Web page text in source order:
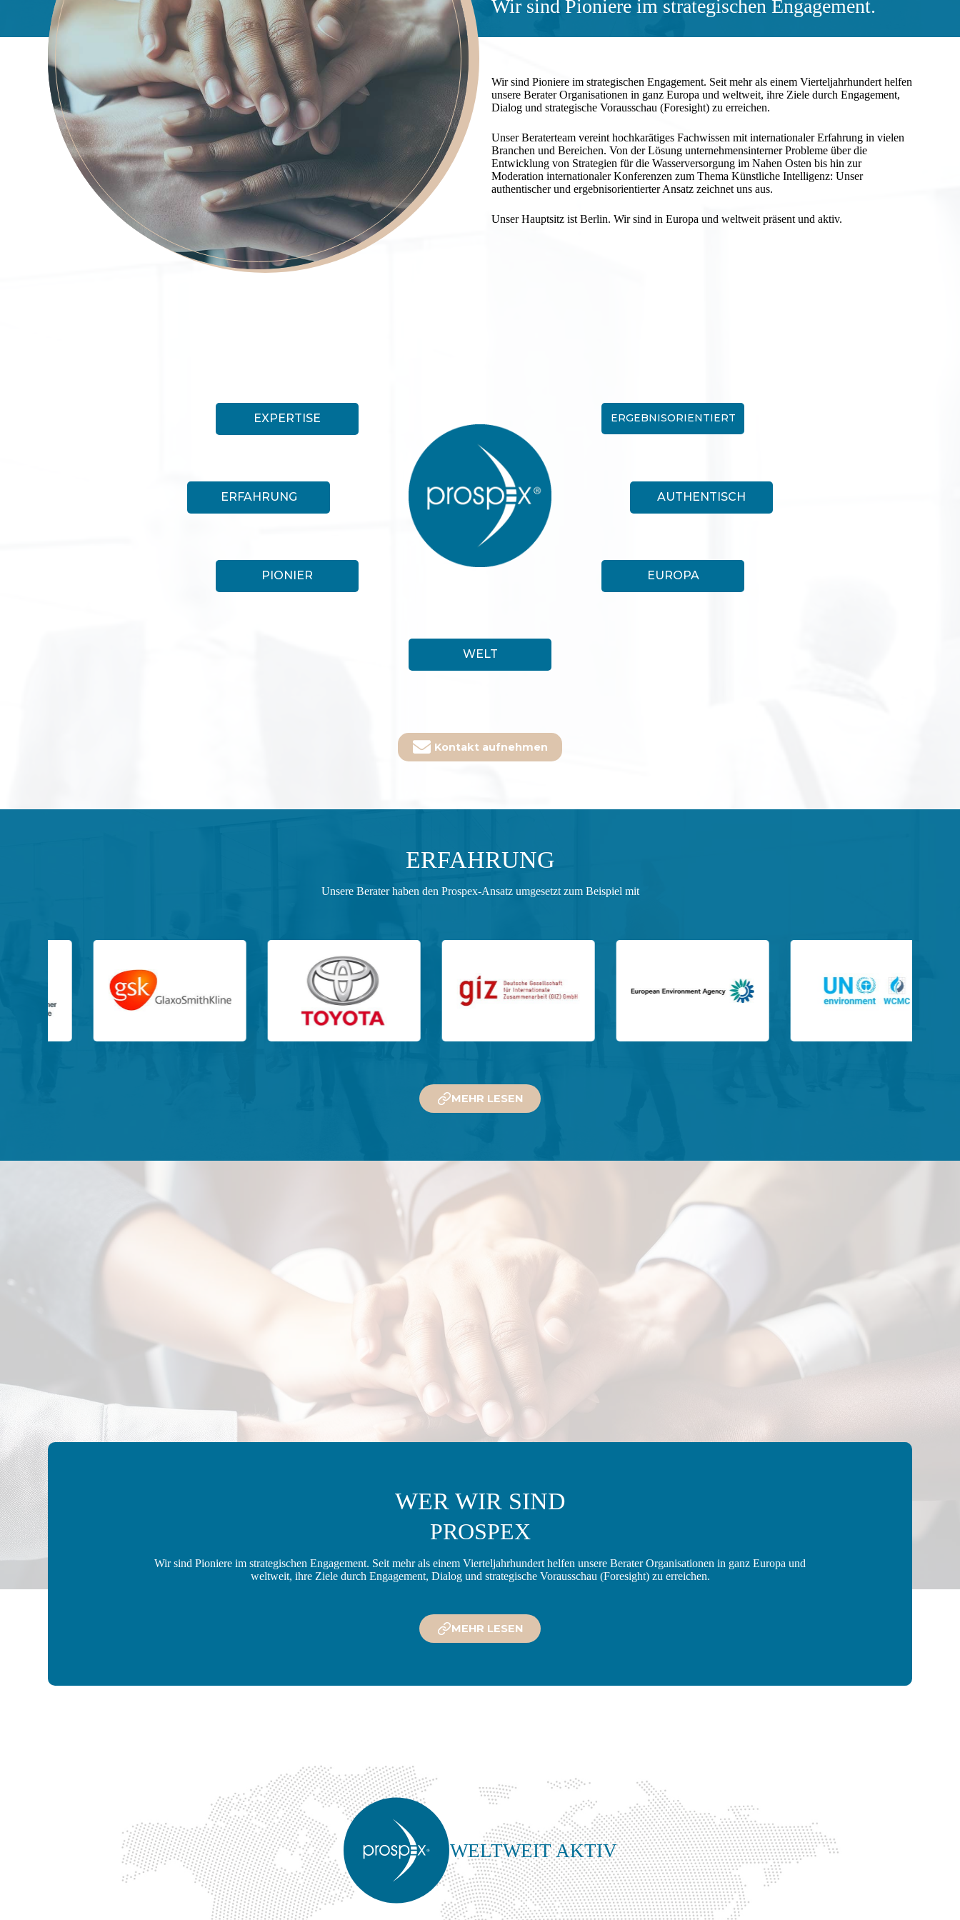
Wir sind Pioniere im strategischen Engagement.
Wir sind Pioniere im strategischen Engagement. Seit mehr als einem Vierteljahrhundert helfen
unsere Berater Organisationen in ganz Europa und weltweit, ihre Ziele durch Engagement,
Dialog und strategische Vorausschau (Foresight) zu erreichen.
Unser Beraterteam vereint hochkarätiges Fachwissen mit internationaler Erfahrung in vielen
Branchen und Bereichen. Von der Lösung unternehmensinterner Probleme über die
Entwicklung von Strategien für die Wasserversorgung im Nahen Osten bis hin zur
Moderation internationaler Konferenzen zum Thema Künstliche Intelligenz: Unser
authentischer und ergebnisorientierter Ansatz zeichnet uns aus.
Unser Hauptsitz ist Berlin. Wir sind in Europa und weltweit präsent und aktiv.
EXPERTISE
ERFAHRUNG
PIONIER
ERGEBNISORIENTIERT
AUTHENTISCH
EUROPA
WELT
Kontakt aufnehmen
ERFAHRUNG
Unsere Berater haben den Prospex-Ansatz umgesetzt zum Beispiel mit
MEHR LESEN
WER WIR SIND
PROSPEX
Wir sind Pioniere im strategischen Engagement. Seit mehr als einem Vierteljahrhundert helfen unsere Berater Organisationen in ganz Europa und
weltweit, ihre Ziele durch Engagement, Dialog und strategische Vorausschau (Foresight) zu erreichen.
MEHR LESEN
WELTWEIT AKTIV